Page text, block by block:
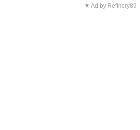
▼ Ad by Refinery89